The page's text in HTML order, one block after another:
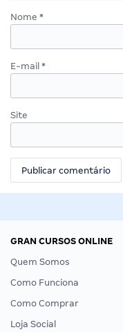
Nome *
E-mail *
Site
GRAN CURSOS ONLINE
Quem Somos
Como Funciona
Como Comprar
Loja Social